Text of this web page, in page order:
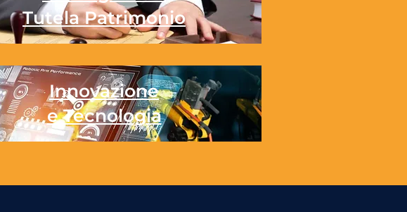
Tutela Patrimonio
Innovazione
e Tecnologia